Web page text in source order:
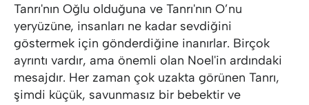
Tanrı'nın Oğlu olduğuna ve Tanrı'nın O’nu
yeryüzüne, insanları ne kadar sevdiğini
göstermek için gönderdiğine inanırlar. Birçok
ayrıntı vardır, ama önemli olan Noel'in ardındaki
mesajdır. Her zaman çok uzakta görünen Tanrı,
şimdi küçük, savunmasız bir bebektir ve